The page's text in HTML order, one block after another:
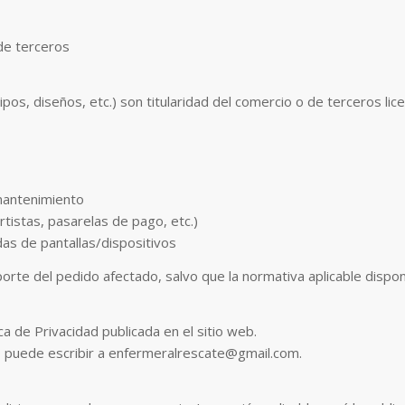
terceros
diseños, etc.) son titularidad del comercio o de terceros
pasarelas de pago, etc.)
de pantallas/dispositivos
del pedido afectado, salvo que la normativa aplicable
de Privacidad publicada en el sitio web.
escribir a enfermeralrescate@gmail.com.